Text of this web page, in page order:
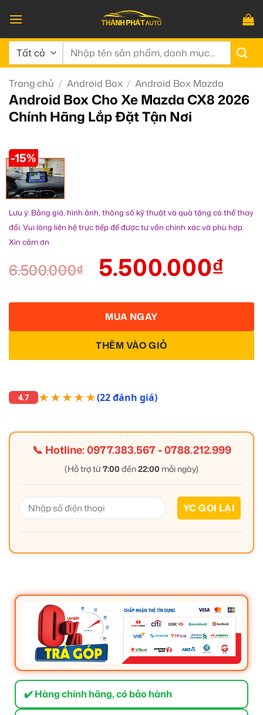
qua
nội
dung
Tìm
Trang chủ / Android Box / Android Box Mazda
Android Box Cho Xe Mazda CX8 2026
Chính Hãng Lắp Đặt Tận Nơi
-15%
Lưu ý: Bảng giá, hình ảnh, thông số kỹ thuật và quà tặng có thể thay
đổi. Vui lòng liên hệ trực tiếp để được tư vấn chính xác và phù hợp.
Xin cảm ơn
6.500.000₫ 5.500.000₫
THÊM VÀO GIỎ
MUA NGAY
4.7 ★★★★★(22 đánh giá)
📞 Hotline:0977.383.567-0788.212.999
(Hỗ trợ từ7:00 đến22:00 mỗi ngày)
✔️ Hàng chính hãng, có bảo hành